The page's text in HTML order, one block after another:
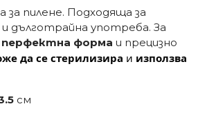
за пилене. Подходяща за
дълготрайна употреба. За
перфектна форма и прецизно
да се стерилизира и използва
см